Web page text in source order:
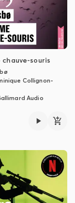
chauve-souris
Collignon-
Audio